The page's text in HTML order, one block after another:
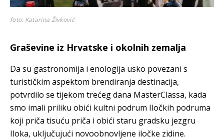
foto: Katarina Živković
Graševine iz Hrvatske i okolnih zemalja
Da su gastronomija i enologija usko povezani s
turističkim aspektom brendiranja destinacija,
potvrdilo se tijekom trećeg dana MasterClassa, kada
smo imali priliku obići kultni podrum Iločkih podruma
koji priča tisuću priča i obići staru gradsku jezgru
Iloka, uključujući novoobnovljene iločke zidine.